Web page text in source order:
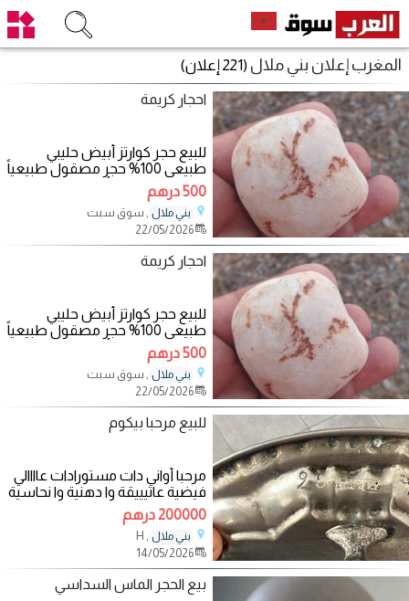
المغرب إعلان بني ملال (221 إعلان)
احجار كريمة
للبيع حجر كوارتز أبيض حليبي
طبيعي 100% حجر مصقول طبيعياً
بفعل الماء، لون أبيض حليبي شبه
شفاف على
500 درهم
بني ملال , سوق سبت
22/05/2026
احجار كريمة
للبيع حجر كوارتز أبيض حليبي
طبيعي 100% حجر مصقول طبيعياً
بفعل الماء، لون أبيض حليبي شبه
شفاف على
500 درهم
بني ملال , سوق سبت
22/05/2026
للبيع مرحبا بيكوم
مرحبا أواني دات مستورادات عاااالي
فيضية عاتيييقة وا دهنية وا نحاسية
مستوردا من فاس داااات اصل
200000 درهم
بني ملال , H
14/05/2026
بيع الحجر الماس السداسي